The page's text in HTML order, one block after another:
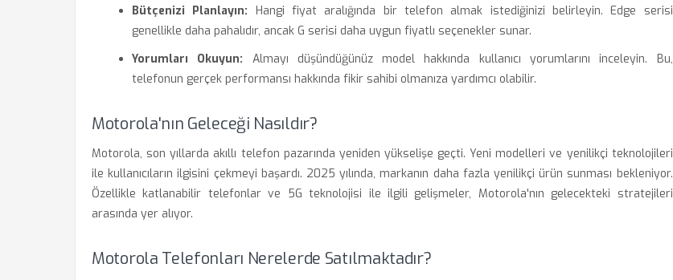
Bütçenizi Planlayın: Hangi fiyat aralığında bir telefon almak istediğinizi belirleyin. Edge serisi
genellikle daha pahalıdır, ancak G serisi daha uygun fiyatlı seçenekler sunar.
Yorumları Okuyun: Almayı düşündüğünüz model hakkında kullanıcı yorumlarını inceleyin. Bu,
telefonun gerçek performansı hakkında fikir sahibi olmanıza yardımcı olabilir.
Motorola'nın Geleceği Nasıldır?
Motorola, son yıllarda akıllı telefon pazarında yeniden yükselişe geçti. Yeni modelleri ve yenilikçi teknolojileri
ile kullanıcıların ilgisini çekmeyi başardı. 2025 yılında, markanın daha fazla yenilikçi ürün sunması bekleniyor.
Özellikle katlanabilir telefonlar ve 5G teknolojisi ile ilgili gelişmeler, Motorola'nın gelecekteki stratejileri
arasında yer alıyor.
Motorola Telefonları Nerelerde Satılmaktadır?